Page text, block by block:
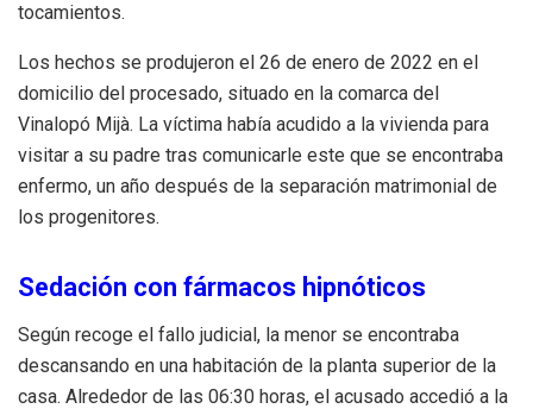
tocamientos.
Los hechos se produjeron el 26 de enero de 2022 en el
domicilio del procesado, situado en la comarca del
Vinalopó Mijà. La víctima había acudido a la vivienda para
visitar a su padre tras comunicarle este que se encontraba
enfermo, un año después de la separación matrimonial de
los progenitores.
Sedación con fármacos hipnóticos
Según recoge el fallo judicial, la menor se encontraba
descansando en una habitación de la planta superior de la
casa. Alrededor de las 06:30 horas, el acusado accedió a la